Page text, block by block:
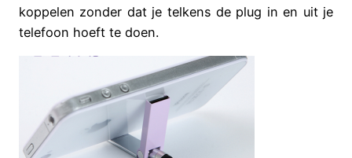
koppelen zonder dat je telkens de plug in en uit je
telefoon hoeft te doen.